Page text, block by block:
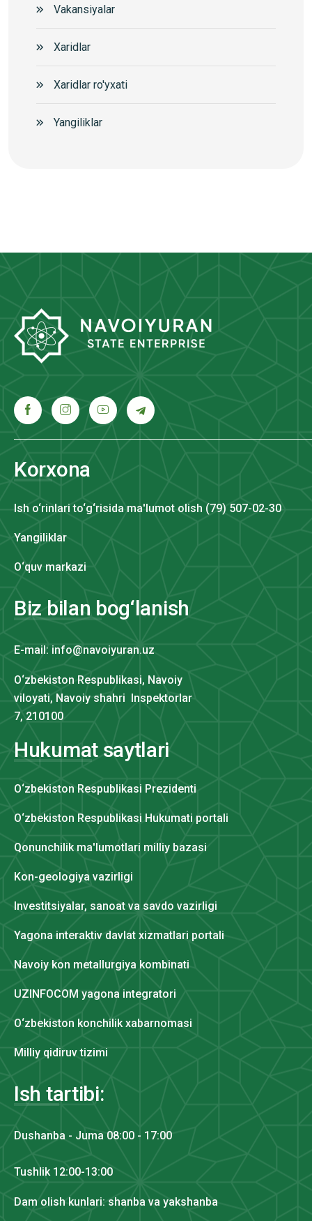
Vakansiyalar
Xaridlar
Xaridlar ro'yxati
Yangiliklar
Korxona
Ish o‘rinlari to‘g‘risida ma'lumot olish (79) 507-02-30
Yangiliklar
O‘quv markazi
Biz bilan bog‘lanish
E-mail: info@navoiyuran.uz
O‘zbekiston Respublikasi, Navoiy
viloyati, Navoiy shahri Inspektorlar
7, 210100
Hukumat saytlari
O‘zbekiston Respublikasi Prezidenti
O‘zbekiston Respublikasi Hukumati portali
Qonunchilik ma'lumotlari milliy bazasi
Kon-geologiya vazirligi
Investitsiyalar, sanoat va savdo vazirligi
Yagona interaktiv davlat xizmatlari portali
Navoiy kon metallurgiya kombinati
UZINFOCOM yagona integratori
O‘zbekiston konchilik xabarnomasi
Milliy qidiruv tizimi
Ish tartibi:
Dushanba - Juma 08:00 - 17:00
Tushlik 12:00-13:00
Dam olish kunlari: shanba va yakshanba